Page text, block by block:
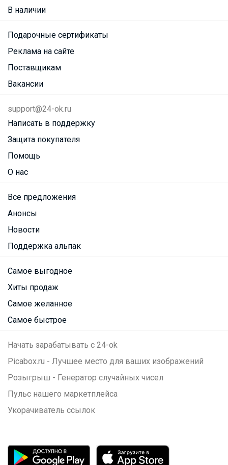
В наличии
Подарочные сертификаты
Реклама на сайте
Поставщикам
Вакансии
support@24-ok.ru
Написать в поддержку
Защита покупателя
Помощь
О нас
Все предложения
Анонсы
Новости
Поддержка альпак
Самое выгодное
Хиты продаж
Самое желанное
Самое быстрое
Начать зарабатывать с 24-ok
Picabox.ru - Лучшее место для ваших изображений
Розыгрыш - Генератор случайных чисел
Пульс нашего маркетплейса
Укорачиватель ссылок